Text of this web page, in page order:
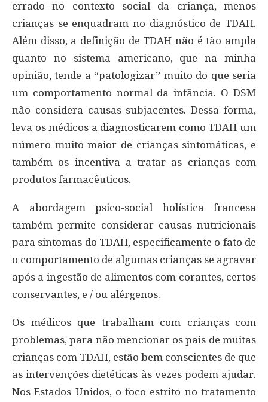
errado no contexto social da criança, menos
crianças se enquadram no diagnóstico de TDAH.
Além disso, a definição de TDAH não é tão ampla
quanto no sistema americano, que na minha
opinião, tende a “patologizar” muito do que seria
um comportamento normal da infância. O DSM
não considera causas subjacentes. Dessa forma,
leva os médicos a diagnosticarem como TDAH um
número muito maior de crianças sintomáticas, e
também os incentiva a tratar as crianças com
produtos farmacêuticos.
A abordagem psico-social holística francesa
também permite considerar causas nutricionais
para sintomas do TDAH, especificamente o fato de
o comportamento de algumas crianças se agravar
após a ingestão de alimentos com corantes, certos
conservantes, e / ou alérgenos.
Os médicos que trabalham com crianças com
problemas, para não mencionar os pais de muitas
crianças com TDAH, estão bem conscientes de que
as intervenções dietéticas às vezes podem ajudar.
Nos Estados Unidos, o foco estrito no tratamento